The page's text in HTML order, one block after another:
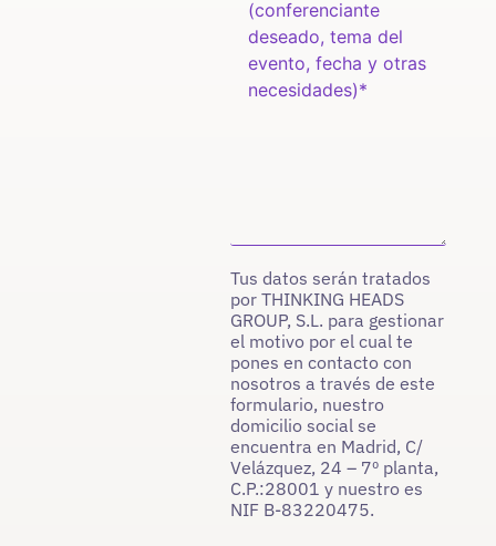
Tus datos serán tratados
por THINKING HEADS
GROUP, S.L. para gestionar
el motivo por el cual te
pones en contacto con
nosotros a través de este
formulario, nuestro
domicilio social se
encuentra en Madrid, C/
Velázquez, 24 – 7º planta,
C.P.:28001 y nuestro es
NIF B-83220475.